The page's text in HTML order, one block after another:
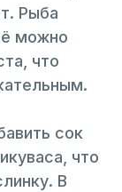
Рыба
можно
что
сок
что
В